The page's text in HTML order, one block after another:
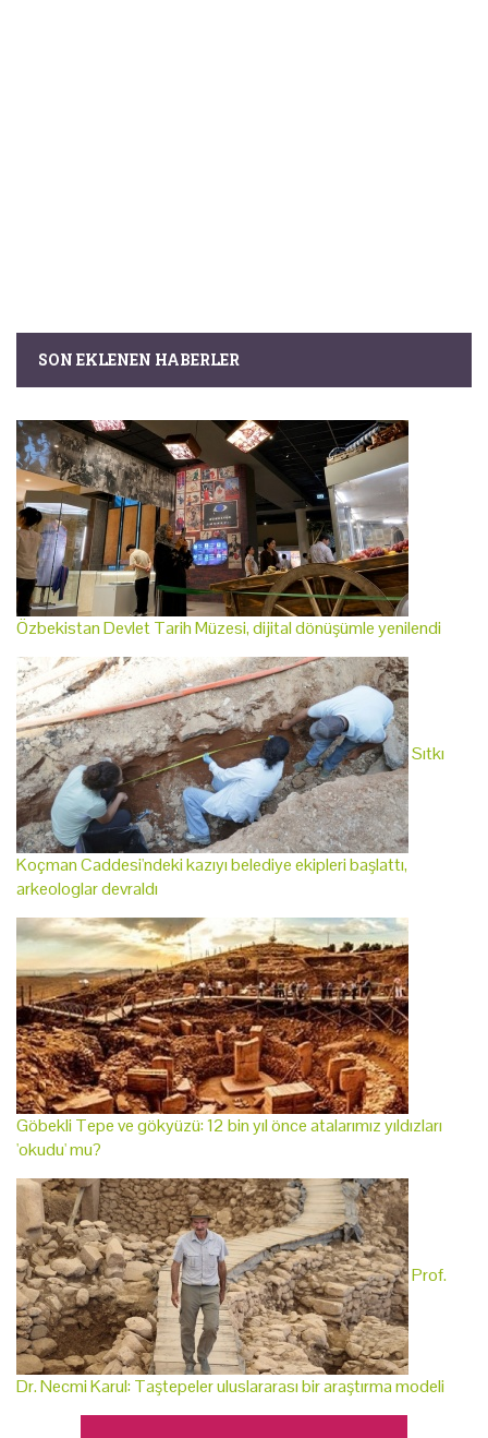
SON EKLENEN HABERLER
Özbekistan Devlet Tarih Müzesi, dijital dönüşümle yenilendi
Sıtkı
Koçman Caddesi'ndeki kazıyı belediye ekipleri başlattı,
arkeologlar devraldı
Göbekli Tepe ve gökyüzü: 12 bin yıl önce atalarımız yıldızları
'okudu' mu?
Prof.
Dr. Necmi Karul: Taştepeler uluslararası bir araştırma modeli